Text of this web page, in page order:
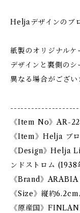
Heljaデザインのブ
紙製のオリジナル
デザインと裏側の
異なる場合がござい
《Item No》AR-
《Item》Helja ブ
《Design》Helja
ンドストロム (1938
《Brand》ARABIA
《Size》縦約
《原産国》